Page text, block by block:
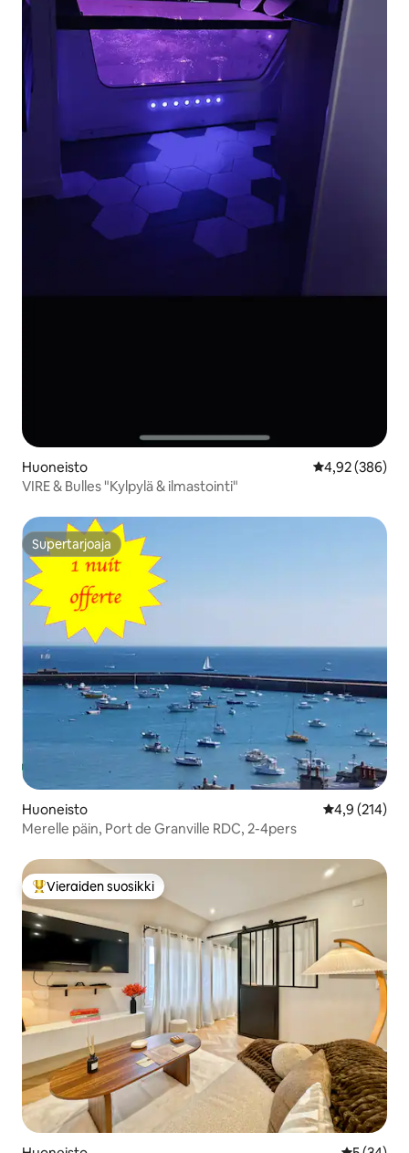
Huoneisto
4,92 (386)
VIRE & Bulles "Kylpylä & ilmastointi"
Supertarjoaja
Supertarjoaja
Huoneisto
4,9 (214)
Merelle päin, Port de Granville RDC, 2-4pers
Vieraiden suosikkien parhaimmistoa
Vieraiden suosikki